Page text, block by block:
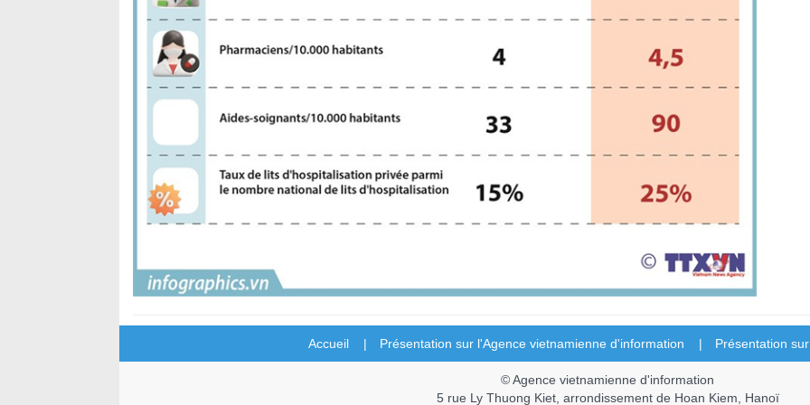
Accueil | Présentation sur l'Agence vietnamienne d'information | Présentation
© Agence vietnamienne d'information
5 rue Ly Thuong Kiet, arrondissement de Hoan Kiem, Hanoï